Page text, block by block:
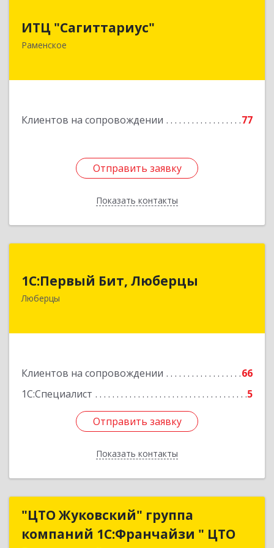
ИТЦ "Сагиттариус"
Раменское
Клиентов на сопровождении 77
Отправить заявку
Показать контакты
140103, Московская обл, Раменское г,
Приборостроителей ул, дом № 16А, кв.16
Подробнее
Отправить заявку
Назад
1С:Первый Бит, Люберцы
Люберцы
Клиентов на сопровождении
66
1С:Специалист
5
Отправить заявку
Показать контакты
140009, Московская обл, Люберецкий р-н,
Люберцы г, Митрофанова ул, дом № 20А, оф.15
Подробнее
Отправить заявку
Назад
"ЦТО Жуковский" группа
компаний 1С:Франчайзи " ЦТО
"ЦТО Жуковский" группа
компаний 1С:Франчайзи " ЦТО